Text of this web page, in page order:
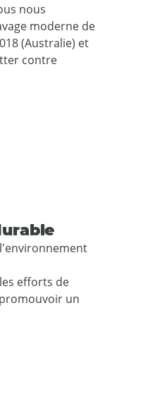
nous
moderne de
(Australie) et
contre
efforts de
un